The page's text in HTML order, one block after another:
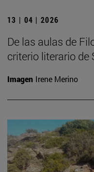
13 | 04 | 2026
De las aulas de
criterio literario de
Imagen Irene Merino